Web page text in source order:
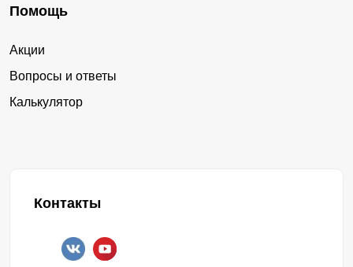
Помощь
Акции
Вопросы и ответы
Калькулятор
Контакты